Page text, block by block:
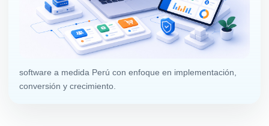
software a medida Perú con enfoque en implementación,
conversión y crecimiento.